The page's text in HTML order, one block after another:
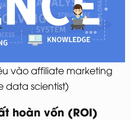
vào affiliate marketing
data scientist)
hoàn vốn (ROI)